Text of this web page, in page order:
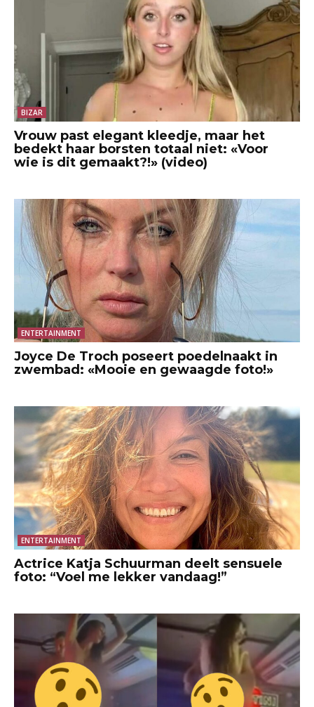
BIZAR
Vrouw past elegant kleedje, maar het
bedekt haar borsten totaal niet: «Voor
wie is dit gemaakt?!» (video)
ENTERTAINMENT
Joyce De Troch poseert poedelnaakt in
zwembad: «Mooie en gewaagde foto!»
ENTERTAINMENT
Actrice Katja Schuurman deelt sensuele
foto: “Voel me lekker vandaag!”